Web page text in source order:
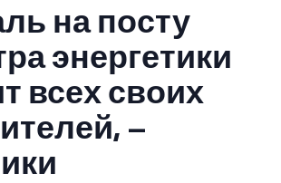
на посту
энергетики
всех своих
–